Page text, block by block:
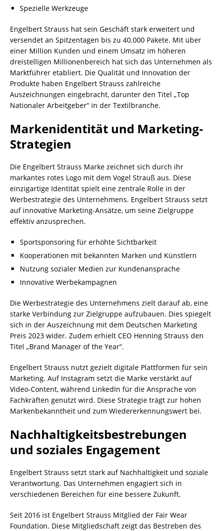
Spezielle Werkzeuge
Engelbert Strauss hat sein Geschäft stark erweitert und
versendet an Spitzentagen bis zu 40.000 Pakete. Mit über
einer Million Kunden und einem Umsatz im höheren
dreistelligen Millionenbereich hat sich das Unternehmen als
Marktführer etabliert. Die Qualität und Innovation der
Produkte haben Engelbert Strauss zahlreiche
Auszeichnungen eingebracht, darunter den Titel „Top
Nationaler Arbeitgeber“ in der Textilbranche.
Markenidentität und Marketing-
Strategien
Die Engelbert Strauss Marke zeichnet sich durch ihr
markantes rotes Logo mit dem Vogel Strauß aus. Diese
einzigartige Identität spielt eine zentrale Rolle in der
Werbestrategie des Unternehmens. Engelbert Strauss setzt
auf innovative Marketing-Ansätze, um seine Zielgruppe
effektiv anzusprechen.
Sportsponsoring für erhöhte Sichtbarkeit
Kooperationen mit bekannten Marken und Künstlern
Nutzung sozialer Medien zur Kundenansprache
Innovative Werbekampagnen
Die Werbestrategie des Unternehmens zielt darauf ab, eine
starke Verbindung zur Zielgruppe aufzubauen. Dies spiegelt
sich in der Auszeichnung mit dem Deutschen Marketing
Preis 2023 wider. Zudem erhielt CEO Henning Strauss den
Titel „Brand Manager of the Year“.
Engelbert Strauss nutzt gezielt digitale Plattformen für sein
Marketing. Auf Instagram setzt die Marke verstärkt auf
Video-Content, während LinkedIn für die Ansprache von
Fachkräften genutzt wird. Diese Strategie trägt zur hohen
Markenbekanntheit und zum Wiedererkennungswert bei.
Nachhaltigkeitsbestrebungen
und soziales Engagement
Engelbert Strauss setzt stark auf Nachhaltigkeit und soziale
Verantwortung. Das Unternehmen engagiert sich in
verschiedenen Bereichen für eine bessere Zukunft.
Seit 2016 ist Engelbert Strauss Mitglied der Fair Wear
Foundation. Diese Mitgliedschaft zeigt das Bestreben des